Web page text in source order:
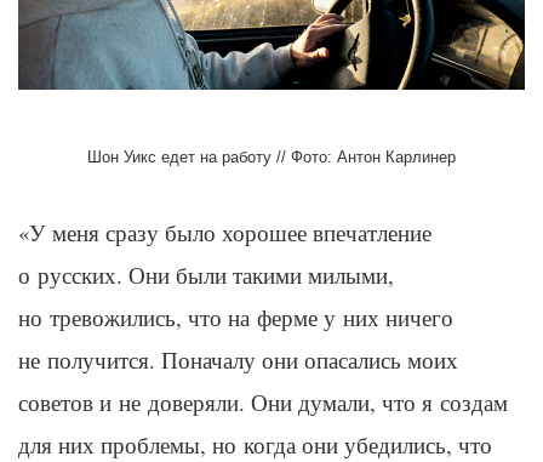
Шон Уикс едет на работу // Фото: Антон Карлинер
«У меня сразу было хорошее впечатление
о русских. Они были такими милыми,
но тревожились, что на ферме у них ничего
не получится. Поначалу они опасались моих
советов и не доверяли. Они думали, что я создам
для них проблемы, но когда они убедились, что